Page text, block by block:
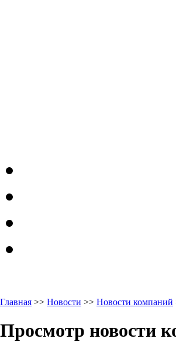
Главная >> Новости >> Новости компаний
Просмотр новости